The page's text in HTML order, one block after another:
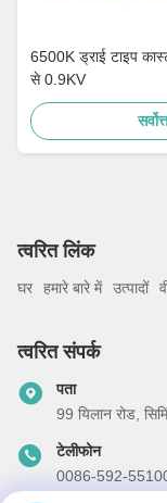
6500K ड्राई टाइप
से 0.9KV
त्वरित लिंक
घर हमारे बारे में उत्पादों
त्वरित संपर्क
पता
99 यिलान रोड,
टेलीफोन
0086-592-